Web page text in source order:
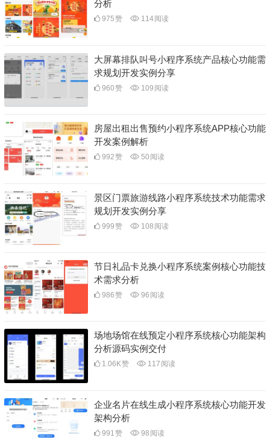
分析
975赞 114阅读
大屏幕排队叫号小程序系统产品核心功能需
求规划开发实例分享
960赞 109 阅读
房屋出租出售预约小程序系统APP核心功能
开发案例解析
992赞 50 阅读
景区门票旅游线路小程序系统技术功能需求
规划开发实例分享
999赞 108 阅读
节日礼品卡兑换小程序系统案例核心功能技
术需求分析
986赞 96 阅读
场地场馆在线预定小程序系统核心功能架构
分析源码实例交付
1.06K赞 117 阅读
企业名片在线生成小程序系统核心功能开发
架构分析
991赞 98 阅读